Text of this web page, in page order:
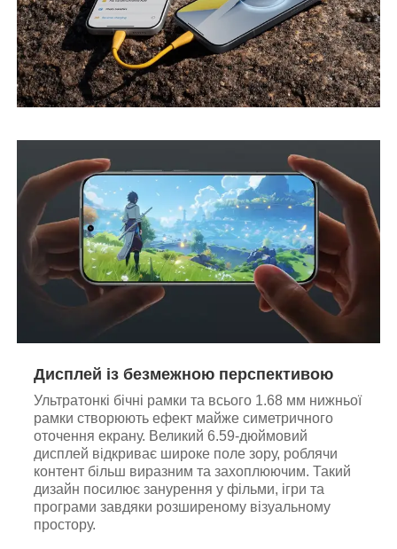
Дисплей із безмежною перспективою
Ультратонкі бічні рамки та всього 1.68 мм нижньої
рамки створюють ефект майже симетричного
оточення екрану. Великий 6.59-дюймовий
дисплей відкриває широке поле зору, роблячи
контент більш виразним та захоплюючим. Такий
дизайн посилює занурення у фільми, ігри та
програми завдяки розширеному візуальному
простору.